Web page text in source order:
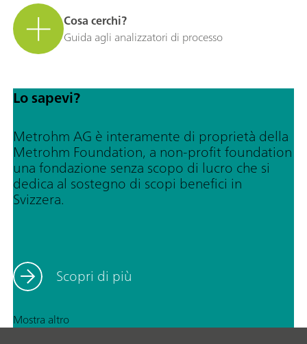
Cosa cerchi?
Guida agli analizzatori di processo
Lo sapevi?
Metrohm AG è interamente di proprietà della
Metrohm Foundation, a non-profit foundation
una fondazione senza scopo di lucro che si
dedica al sostegno di scopi benefici in
Svizzera.
Scopri di più
Mostra altro